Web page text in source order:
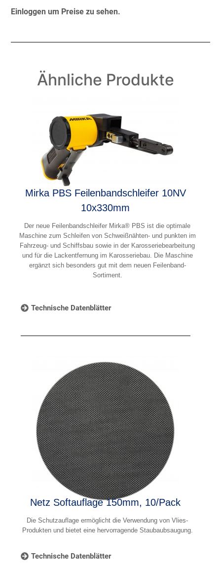
Einloggen um Preise zu sehen.
Ähnliche Produkte
Mirka PBS Feilenbandschleifer 10NV
10x330mm
Der neue Feilenbandschleifer Mirka® PBS ist die optimale
Maschine zum Schleifen von Schweißnähten- und punkten im
Fahrzeug- und Schiffsbau sowie in der Karosseriebearbeitung
und für die Lackentfernung im Karosseriebau. Die Maschine
ergänzt sich besonders gut mit dem neuen Feilenband-
Sortiment.
Technische Datenblätter
Netz Softauflage 150mm, 10/Pack
Die Schutzauflage ermöglicht die Verwendung von Vlies-
Produkten und bietet eine hervorragende Staubaubsaugung.
Technische Datenblätter